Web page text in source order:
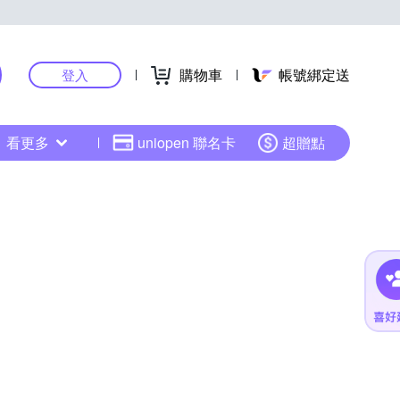
登入 購物車 帳號綁定送
看更多 uniopen 聯名卡 超贈點